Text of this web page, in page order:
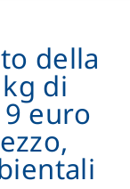
della
di
euro